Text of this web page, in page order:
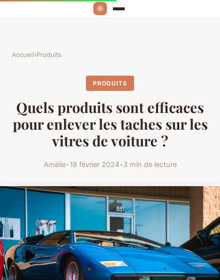
Accueil›Produits
PRODUITS
Quels produits sont efficaces
pour enlever les taches sur les
vitres de voiture ?
Amélie•18 février 2024•3 min de lecture